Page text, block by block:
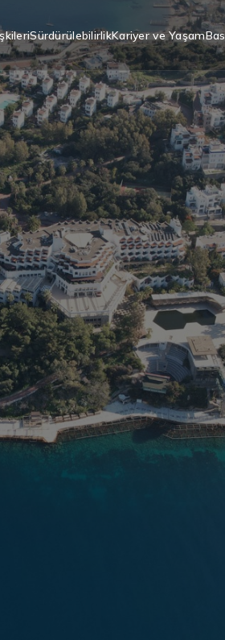
SürdürülebilirlikKariyer ve Yaşam